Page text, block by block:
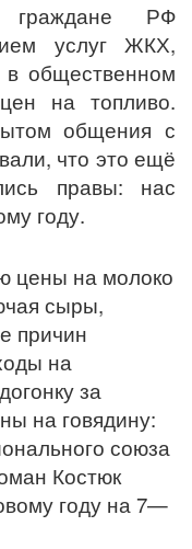
РФ
услуг ЖКХ,
общественном
на топливо.
общения с
что это ещё
правы: нас
году.
цены на молоко
сыры,
причин
на
за
на говядину:
союза
Костюк
году на 7—